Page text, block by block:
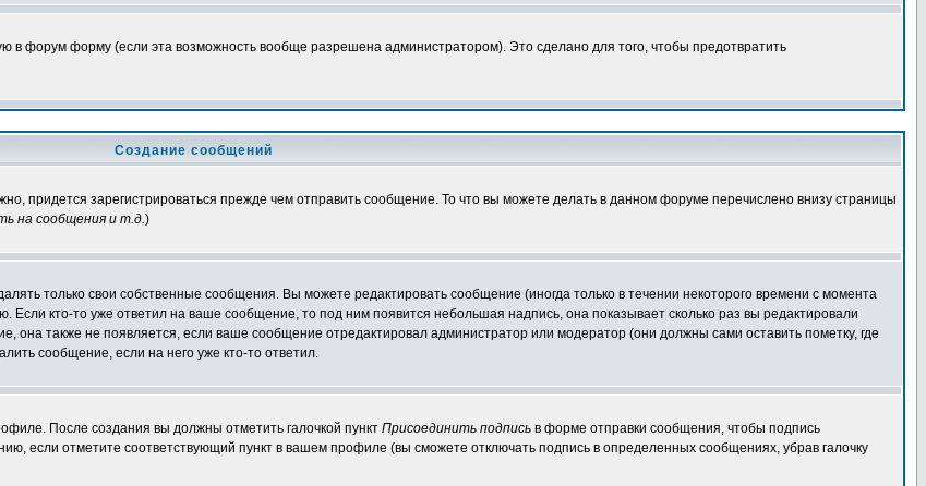
в форум форму (если эта возможность вообще разрешена администратором). Это сделано для того, чтобы предотвратить
Создание сообщений
придется зарегистрироваться прежде чем отправить сообщение. То что вы можете делать в данном форуме перечислено внизу страницы
на сообщения и т.д.)
только свои собственные сообщения. Вы можете редактировать сообщение (иногда только в течении некоторого времени с момента
Если кто-то уже ответил на ваше сообщение, то под ним появится небольшая надпись, она показывает сколько раз вы редактировали
она также не появляется, если ваше сообщение отредактировал администратор или модератор (они должны сами оставить пометку, где
сообщение, если на него уже кто-то ответил.
После создания вы должны отметить галочкой пункт Присоединить подпись в форме отправки сообщения, чтобы подпись
если отметите соответствующий пункт в вашем профиле (вы сможете отключать подпись в определенных сообщениях, убрав галочку